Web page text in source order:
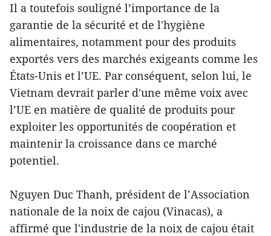
Il a toutefois souligné l’importance de la
garantie de la sécurité et de l'hygiène
alimentaires, notamment pour des produits
exportés vers des marchés exigeants comme les
États-Unis et l’UE. Par conséquent, selon lui, le
Vietnam devrait parler d'une même voix avec
l’UE en matière de qualité de produits pour
exploiter les opportunités de coopération et
maintenir la croissance dans ce marché
potentiel.
Nguyen Duc Thanh, président de l’Association
nationale de la noix de cajou (Vinacas), a ​
affirmé que l'industrie de la noix de cajou était